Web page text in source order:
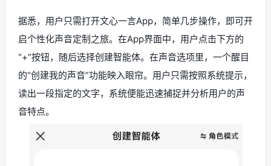
据悉，用户只需打开文心一言App，简单几步操作，即可开
启个性化声音定制之旅。在App界面中，用户点击下方的
“+”按钮，随后选择创建智能体。在声音选项里，一个醒目
的“创建我的声音”功能映入眼帘。用户只需按照系统提示，
读出一段指定的文字，系统便能迅速捕捉并分析用户的声
音特点。